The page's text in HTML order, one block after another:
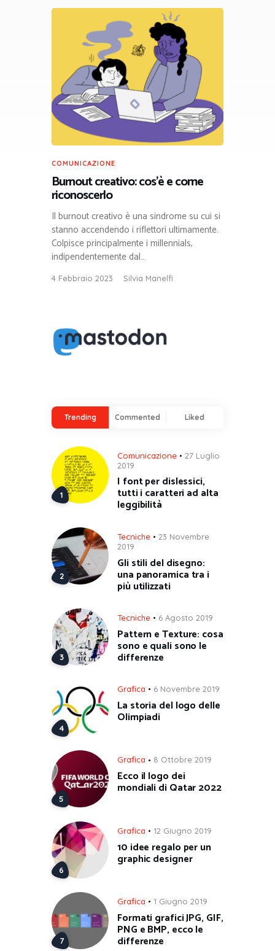
COMUNICAZIONE
Burnout creativo: cos’è e come
riconoscerlo
Il burnout creativo è una sindrome su cui si
stanno accendendo i riflettori ultimamente.
Colpisce principalmente i millennials,
indipendentemente dal…
4 Febbraio 2023 Silvia Manelfi
Trending Commented Liked
Comunicazione
27 Luglio
2019
I font per dislessici,
tutti i caratteri ad alta
leggibilità
Tecniche
23 Novembre
2019
Gli stili del disegno:
una panoramica tra i
più utilizzati
Tecniche 6 Agosto 2019
Pattern e Texture: cosa
sono e quali sono le
differenze
Grafica 6 Novembre 2019
La storia del logo delle
Olimpiadi
Grafica 8 Ottobre 2019
Ecco il logo dei
mondiali di Qatar 2022
Grafica 12 Giugno 2019
10 idee regalo per un
graphic designer
Grafica 1 Giugno 2019
Formati grafici JPG, GIF,
PNG e BMP, ecco le
differenze